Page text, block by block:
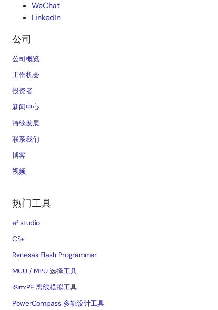
WeChat
LinkedIn
公司
公司概览
工作机会
投资者
新闻中心
持续发展
联系我们
博客
视频
热门工具
e² studio
CS+
Renesas Flash Programmer
MCU / MPU 选择工具
iSim:PE 离线模拟工具
PowerCompass 多轨设计工具